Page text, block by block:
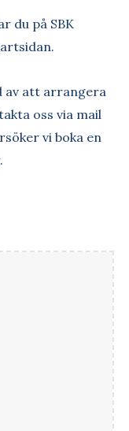
du på SBK
av att arrangera
oss via mail
vi boka en